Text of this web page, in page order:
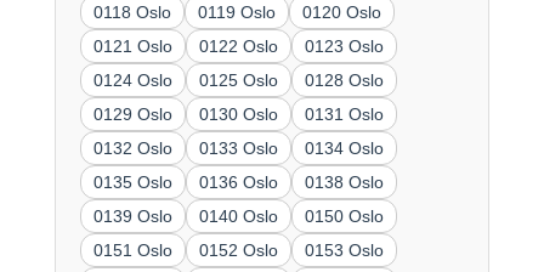
0118 Oslo
0119 Oslo
0120 Oslo
0121 Oslo
0122 Oslo
0123 Oslo
0124 Oslo
0125 Oslo
0128 Oslo
0129 Oslo
0130 Oslo
0131 Oslo
0132 Oslo
0133 Oslo
0134 Oslo
0135 Oslo
0136 Oslo
0138 Oslo
0139 Oslo
0140 Oslo
0150 Oslo
0151 Oslo
0152 Oslo
0153 Oslo